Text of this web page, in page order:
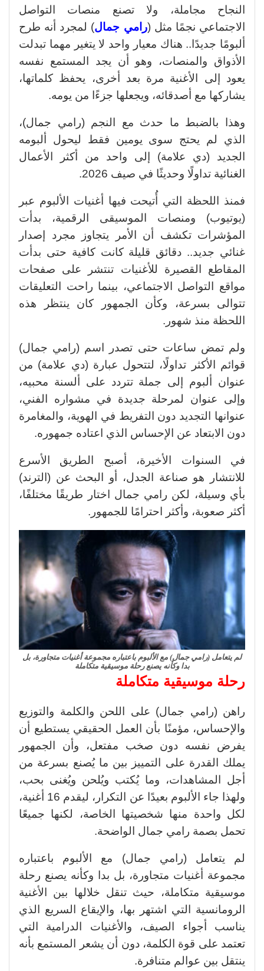
النجاح مجاملة، ولا تصنع منصات التواصل
الاجتماعي نجمًا مثل (رامي جمال) لمجرد أنه طرح
ألبومًا جديدًا.. هناك معيار واحد لا يتغير مهما تبدلت
الأذواق والمنصات، وهو أن يجد المستمع نفسه
يعود إلى الأغنية مرة بعد أخرى، يحفظ كلماتها،
يشاركها مع أصدقائه، ويجعلها جزءًا من يومه.
وهذا بالضبط ما حدث مع النجم (رامي جمال)،
الذي لم يحتج سوى يومين فقط ليحول ألبومه
الجديد (دي علامة)
إلى واحد من أكثر الأعمال
الغنائية تداولًا وحديثًا في صيف 2026
.
فمنذ اللحظة التي أُتيحت فيها أغنيات الألبوم عبر
(يوتيوب) ومنصات الموسيقى الرقمية، بدأت
المؤشرات تكشف أن الأمر يتجاوز مجرد إصدار
غنائي جديد.. دقائق قليلة كانت كافية حتى بدأت
المقاطع القصيرة للأغنيات تنتشر على صفحات
مواقع التواصل الاجتماعي، بينما راحت التعليقات
تتوالى بسرعة، وكأن الجمهور كان ينتظر هذه
اللحظة منذ شهور .
ولم تمض ساعات حتى تصدر اسم (رامي جمال)
قوائم الأكثر تداولًا، لتتحول عبارة (دي علامة) من
عنوان ألبوم إلى جملة تتردد على ألسنة محبيه،
وإلى عنوان لمرحلة جديدة في مشواره الفني،
عنوانها التجديد دون التفريط في الهوية، والمغامرة
دون الابتعاد عن الإحساس الذي اعتاده جمهوره.
في السنوات الأخيرة، أصبح الطريق الأسرع
للانتشار هو صناعة الجدل، أو البحث عن (الترند)
بأي وسيلة، لكن رامي جمال اختار طريقًا مختلفًا،
أكثر صعوبة، وأكثر احترامًا للجمهور .
لم يتعامل (رامي جمال) مع الألبوم باعتباره مجموعة أغنيات متجاورة، بل
بدا وكأنه يصنع رحلة موسيقية متكاملة
رحلة موسيقية متكاملة
راهن (رامي جمال) على اللحن والكلمة والتوزيع
والإحساس، مؤمنًا بأن العمل الحقيقي يستطيع أن
يفرض نفسه دون صخب مفتعل، وأن الجمهور
يملك القدرة على التمييز بين ما يُصنع بسرعة من
أجل المشاهدات، وما يُكتب ويُلحن ويُغنى بحب،
ولهذا جاء الألبوم بعيدًا عن التكرار، ليقدم 16 أغنية،
لكل واحدة منها شخصيتها الخاصة، لكنها جميعًا
تحمل بصمة رامي جمال الواضحة.
لم يتعامل (رامي جمال) مع الألبوم باعتباره
مجموعة أغنيات متجاورة، بل بدا وكأنه يصنع رحلة
موسيقية متكاملة، حيث تنقل خلالها بين الأغنية
الرومانسية التي اشتهر بها، والإيقاع السريع الذي
يناسب أجواء الصيف، والأغنيات الدرامية التي
تعتمد على قوة الكلمة، دون أن يشعر المستمع بأنه
ينتقل بين عوالم متنافرة.